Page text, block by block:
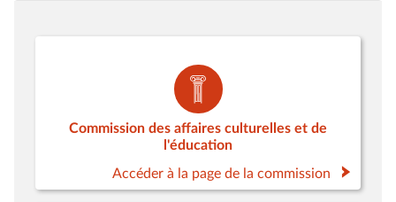
Commission des affaires culturelles et de
l'éducation
Accéder à la page de la commission